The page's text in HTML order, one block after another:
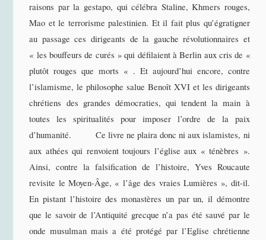
raisons par la gestapo, qui célébra Staline, Khmers rouges,
Mao et le terrorisme palestinien. Et il fait plus qu’égratigner
au passage ces dirigeants de la gauche révolutionnaires et
« les bouffeurs de curés » qui défilaient à Berlin aux cris de «
plutôt rouges que morts « . Et aujourd’hui encore, contre
l’islamisme, le philosophe salue Benoît XVI et les dirigeants
chrétiens des grandes démocraties, qui tendent la main à
toutes les spiritualités pour imposer l’ordre de la paix
d’humanité. Ce livre ne plaira donc ni aux islamistes, ni
aux athées qui renvoient toujours l’église aux « ténèbres ».
Ainsi, contre la falsification de l’histoire, Yves Roucaute
revisite le Moyen-Âge, « l’âge des vraies Lumières », dit-il.
En pistant l’histoire des monastères un par un, il démontre
que le savoir de l’Antiquité grecque n’a pas été sauvé par le
onde musulman mais a été protégé par l’Eglise chrétienne